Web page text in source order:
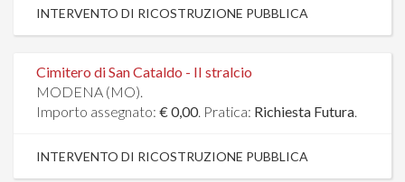
INTERVENTO DI RICOSTRUZIONE PUBBLICA
Cimitero di San Cataldo - II stralcio
MODENA (MO).
Importo assegnato: € 0,00. Pratica: Richiesta Futura.
INTERVENTO DI RICOSTRUZIONE PUBBLICA